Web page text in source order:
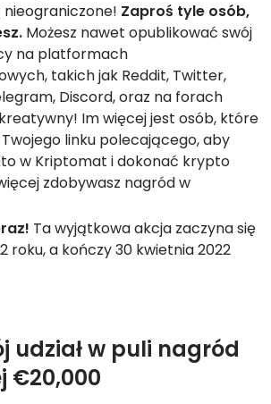
nieograniczone! Zaproś tyle osób,
Możesz nawet opublikować swój
na platformach
takich jak Reddit, Twitter,
Discord, oraz na forach
Im więcej jest osób, które
linku polecającego, aby
w Kriptomat i dokonać krypto
zdobywasz nagród w
Ta wyjątkowa akcja zaczyna się
roku, a kończy 30 kwietnia 2022
udział w puli nagród
€20,000